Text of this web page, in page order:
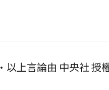
•以上言論由 中央社 授